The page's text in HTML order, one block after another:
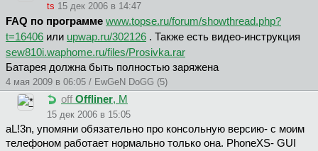
ts 15 дек 2006 в 14:47
FAQ по программе www.topse.ru/forum/showthread.php?
t=16406 или upwap.ru/302126 . Также есть видео-инструкция
sew810i.waphome.ru/files/Prosivka.rar
Батарея должна быть полностью заряжена
4 мая 2009 в 06:05 / EwGeN DoGG (5)
off Offliner, М
15 дек 2006 в 15:05
aL!3n, упомяни обязательно про консольную версию- с моим
телефоном работает нормально только она. PhoneXS- GUI